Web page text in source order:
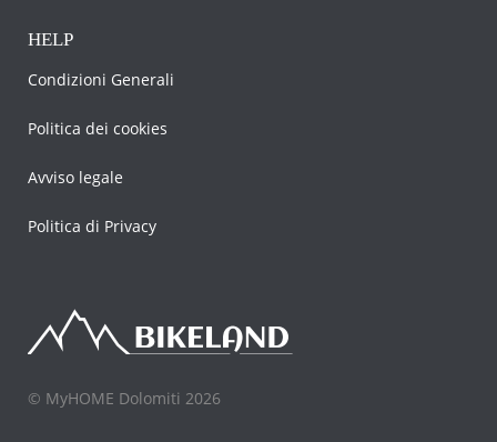
HELP
Condizioni Generali
Politica dei cookies
Avviso legale
Politica di Privacy
© MyHOME Dolomiti 2026